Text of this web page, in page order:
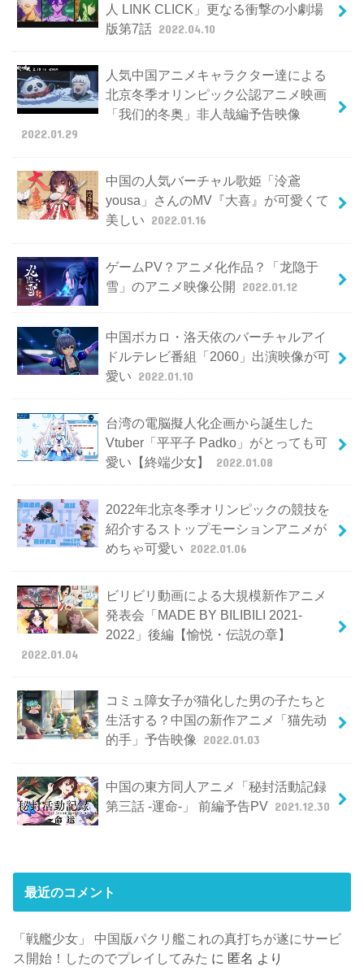
人 LINK CLICK」更なる衝撃の小劇場
版第7話 2022.04.10
人気中国アニメキャラクター達による
北京冬季オリンピック公認アニメ映画
「我们的冬奥」非人哉編予告映像
2022.01.29
中国の人気バーチャル歌姫「泠鳶
yousa」さんのMV『大喜』が可愛くて
美しい 2022.01.16
ゲームPV？アニメ化作品？「龙隐于
雪」のアニメ映像公開
2022.01.12
中国ボカロ・洛天依のバーチャルアイ
ドルテレビ番組「2060」出演映像が可
愛い 2022.01.10
台湾の電脳擬人化企画から誕生した
Vtuber「平平子 Padko」がとっても可
愛い【終端少女】
2022.01.08
2022年北京冬季オリンピックの競技を
紹介するストップモーションアニメが
めちゃ可愛い 2022.01.06
ビリビリ動画による大規模新作アニメ
発表会「MADE BY BILIBILI 2021-
2022」後編【愉悦・伝説の章】
2022.01.04
コミュ障女子が猫化した男の子たちと
生活する？中国の新作アニメ「猫先动
的手」予告映像
2022.01.03
中国の東方同人アニメ「秘封活動記録
第三話 -運命-」 前編予告PV 2021.12.30
最近のコメント
「戦艦少女」 中国版パクリ艦これの真打ちが遂にサービ
ス開始！したのでプレイしてみた に 匿名 より